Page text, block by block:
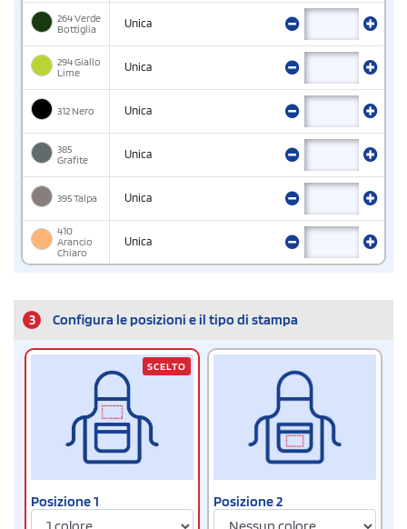
264 Verde
Bottiglia
Unica
294 Giallo
Lime
Unica
312 Nero Unica
385
Grafite
Unica
395 Talpa Unica
410
Arancio
Chiaro
Unica
3 Configura le posizioni e il tipo di stampa
Posizione 1
SCELTO
Posizione 2